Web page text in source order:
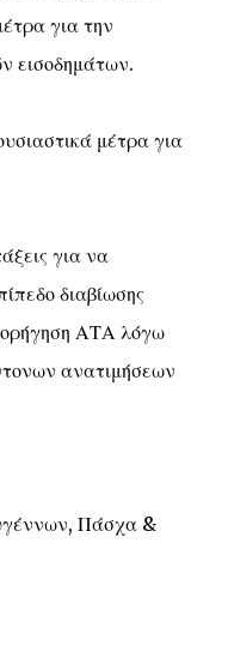
για την
εισοδημάτων.
μέτρα για
για να
διαβίωσης
ΑΤΑ λόγω
ανατιμήσεων
Πάσχα &